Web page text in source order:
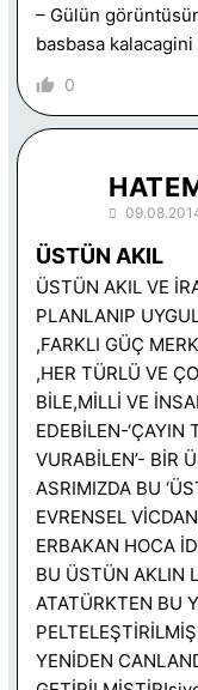
– Gülün
basbasa
0
ÜSTÜN AKIL
ÜSTÜN AKIL VE
PLANLANIP
,FARKLI GÜÇ
,HER TÜRLÜ VE
BİLE,MİLLİ VE
EDEBİLEN-‘ÇAYIN
VURABİLEN’- BİR
ASRIMIZDA BU
EVRENSEL
ERBAKAN HOCA
BU ÜSTÜN AKLIN
ATATÜRKTEN BU
YENİDEN